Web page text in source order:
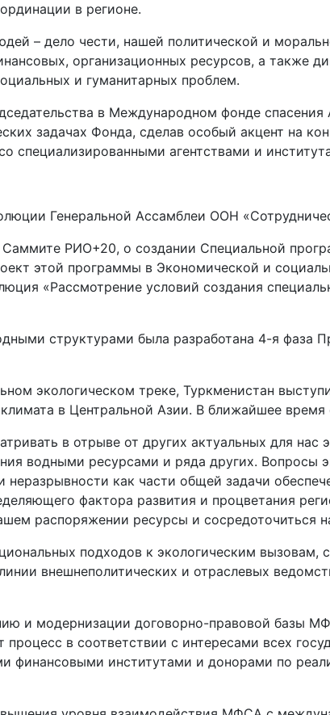
в регионе.
– дело чести, нашей политической и
организационных ресурсов, а также
и гуманитарных проблем.
в Международном фонде спасения
задачах Фонда, сделав особый акцент на
специализированными агентствами и
Генеральной Ассамблеи ООН
РИО+20, о создании Специальной
этой программы в Экономической и
«Рассмотрение условий создания
структурами была разработана 4-я
экологическом треке, Туркменистан
в Центральной Азии. В ближайшее
в отрыве от других актуальных для нас
водными ресурсами и ряда других. Вопросы
как части общей задачи
фактора развития и процветания
распоряжении ресурсы и сосредоточиться
подходов к экологическим
внешнеполитических и отраслевых
и модернизации договорно-правовой базы
в соответствии с интересами всех
финансовыми институтами и донорами по